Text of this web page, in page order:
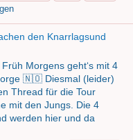
den Knarrlagsund
Morgens geht‘s mit 4
🇳🇴 Diesmal (leider)
Thread für die Tour
mit den Jungs. Die 4
werden hier und da